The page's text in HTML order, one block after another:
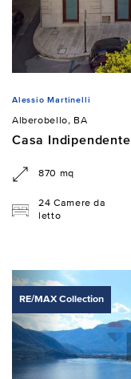
Alessio Martinelli
Alberobello, BA
Casa Indipendente
870 mq
24 Camere da
letto
RE/MAX Collection